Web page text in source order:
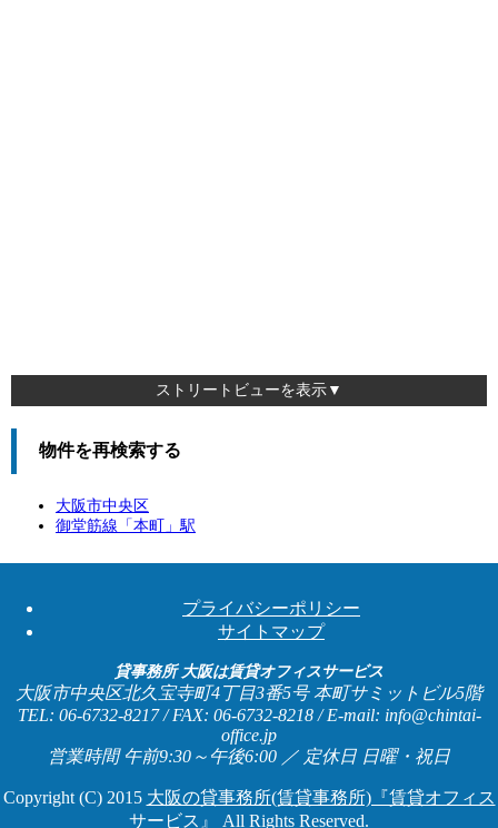
ストリートビューを表示▼
物件を再検索する
大阪市中央区
御堂筋線「 本町 」駅
プライバシーポリシー
サイトマップ
貸事務所 大阪は賃貸オフィスサービス
大阪市中央区北久宝寺町4丁目3番5号 本町サミットビル5階
TEL: 06-6732-8217 / FAX: 06-6732-8218 / E-mail: info@chintai-
office.jp
営業時間 午前9:30～午後6:00 ／ 定休日 日曜・祝日
Copyright (C) 2015 大阪の貸事務所(賃貸事務所)『賃貸オフィス
サービス』
All Rights Reserved.